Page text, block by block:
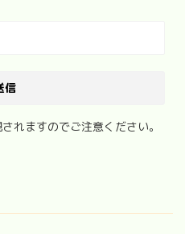
れますのでご注意ください。